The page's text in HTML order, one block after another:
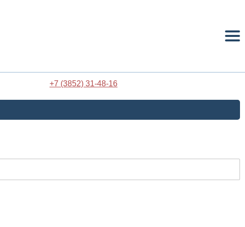
+7 (3852) 31-48-16